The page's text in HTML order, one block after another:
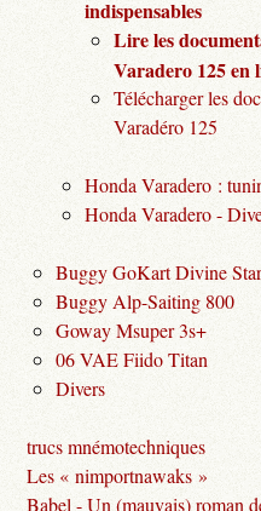
indispensables
Lire les
Varadero 125 en
Télécharger les
Varadéro 125
Honda Varadero :
Honda Varadero -
Buggy GoKart Divine
Buggy Alp-Saiting 800
Goway Msuper 3s+
06 VAE Fiido Titan
Divers
trucs mnémotechniques
Les « nimportnawaks »
Babel - Un (mauvais) roman